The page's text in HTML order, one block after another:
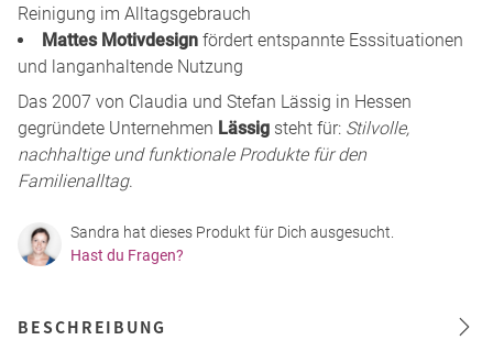
Reinigung im Alltagsgebrauch
Mattes Motivdesign fördert entspannte Esssituationen
und langanhaltende Nutzung
Das 2007 von Claudia und Stefan Lässig in Hessen
gegründete Unternehmen Lässig steht für: Stilvolle,
nachhaltige und funktionale Produkte für den
Familienalltag.
Sandra hat dieses Produkt für Dich ausgesucht.
Hast du Fragen?
BESCHREIBUNG